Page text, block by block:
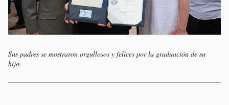
Sus padres se mostraron orgullosos y felices por la graduación de su
hijo.